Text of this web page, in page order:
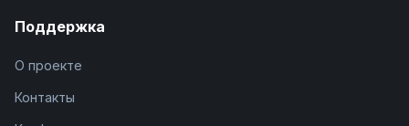
Поддержка
О проекте
Контакты